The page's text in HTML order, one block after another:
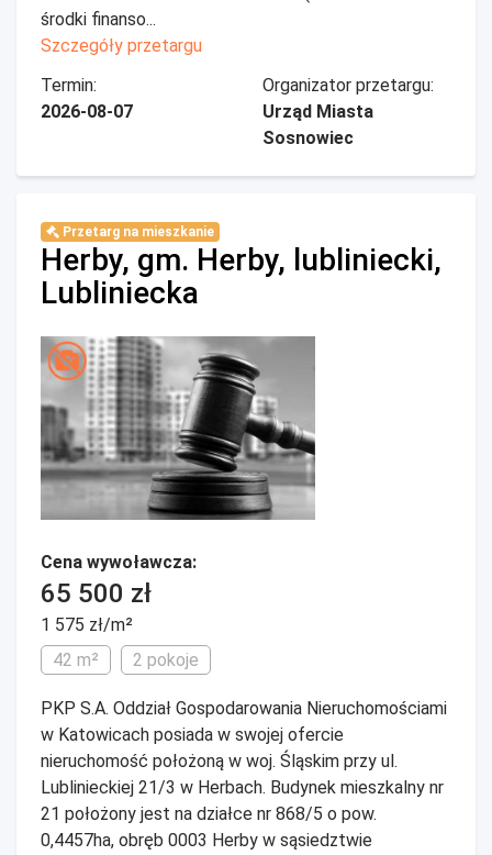
środki finanso...
Szczegóły przetargu
Termin:
2026-08-07
Organizator przetargu:
Urząd Miasta
Sosnowiec
Przetarg na mieszkanie
Herby, gm. Herby, lubliniecki,
Lubliniecka
Cena wywoławcza:
65 500 zł
1 575 zł/m²
42 m²
2 pokoje
PKP S.A. Oddział Gospodarowania Nieruchomościami
w Katowicach posiada w swojej ofercie
nieruchomość położoną w woj. Śląskim przy ul.
Lublinieckiej 21/3 w Herbach. Budynek mieszkalny nr
21 położony jest na działce nr 868/5 o pow.
0,4457ha, obręb 0003 Herby w sąsiedztwie